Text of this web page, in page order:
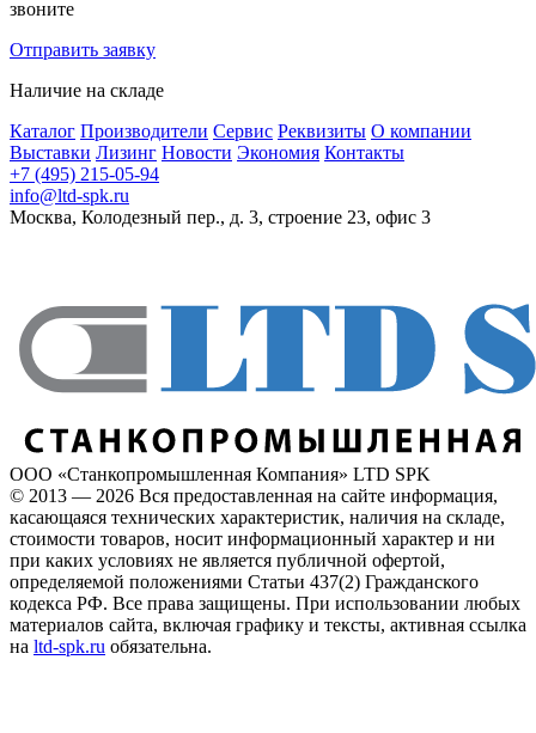
звоните
Отправить заявку
Наличие на складе
Каталог Производители Сервис Реквизиты О компании
Выставки Лизинг Новости Экономия Контакты
+7 (495) 215-05-94
info@ltd-spk.ru
Москва, Колодезный пер., д. 3, строение 23, офис 3
ООО «Станкопромышленная Компания» LTD SPK
© 2013 — 2026 Вся предоставленная на сайте информация,
касающаяся технических характеристик, наличия на складе,
стоимости товаров, носит информационный характер и ни
при каких условиях не является публичной офертой,
определяемой положениями Статьи 437(2) Гражданского
кодекса РФ. Все права защищены. При использовании любых
материалов сайта, включая графику и тексты, активная ссылка
на ltd-spk.ru обязательна.